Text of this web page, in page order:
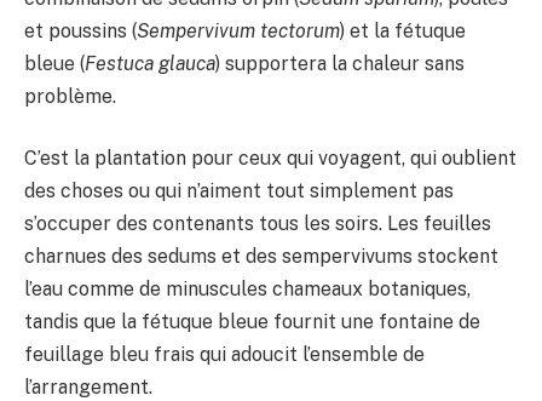
et poussins (Sempervivum tectorum) et la fétuque
bleue (Festuca glauca) supportera la chaleur sans
problème.
C’est la plantation pour ceux qui voyagent, qui oublient
des choses ou qui n’aiment tout simplement pas
s’occuper des contenants tous les soirs. Les feuilles
charnues des sedums et des sempervivums stockent
l’eau comme de minuscules chameaux botaniques,
tandis que la fétuque bleue fournit une fontaine de
feuillage bleu frais qui adoucit l’ensemble de
l’arrangement.